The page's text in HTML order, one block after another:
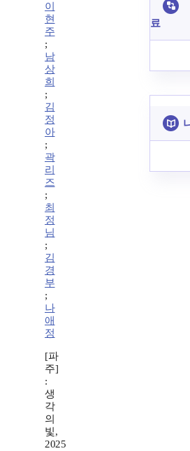
이
현
주
;
남
상
희
;
김
정
아
;
곽
리
즈
;
최
정
님
;
김
경
부
;
나
애
정
[파
주]
:
생
각
의
빛,
2025
료